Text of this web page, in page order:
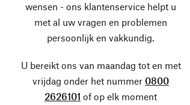
wensen - ons klantenservice helpt u
met al uw vragen en problemen
persoonlijk en vakkundig.
U bereikt ons van maandag tot en met
vrijdag onder het nummer 0800
2626101 of op elk moment